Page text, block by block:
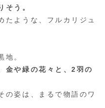
そう。
たような、フルカリジュ
地。
金や緑の花々と、2羽の
の姿は、まるで物語のワ